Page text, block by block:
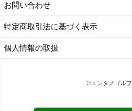
お問い合わせ
特定商取引法に基づく表示
個人情報の取扱
©エンタメゴルフ